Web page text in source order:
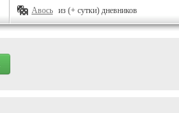
Авось из (+ сутки) дневников